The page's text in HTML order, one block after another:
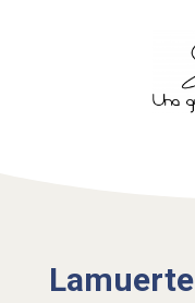
Lamuerte